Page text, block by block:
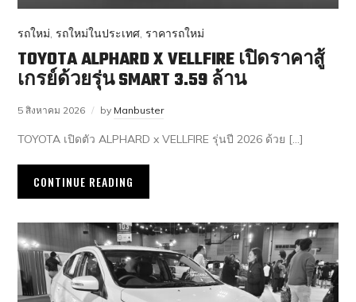
รถใหม่,รถใหม่ในประเทศ,ราคารถใหม่
TOYOTA ALPHARD X VELLFIRE เปิดราคาสู้
เกรย์ด้วยรุ่น SMART 3.59 ล้าน
5 สิงหาคม 2026 by Manbuster
TOYOTA เปิดตัว ALPHARD x VELLFIRE รุ่นปี 2026 ด้วย […]
CONTINUE READING